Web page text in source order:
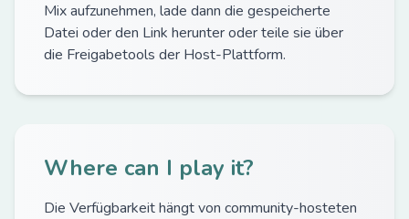
Mix aufzunehmen, lade dann die gespeicherte
Datei oder den Link herunter oder teile sie über
die Freigabetools der Host-Plattform.
Where can I play it?
Die Verfügbarkeit hängt von community-hosteten